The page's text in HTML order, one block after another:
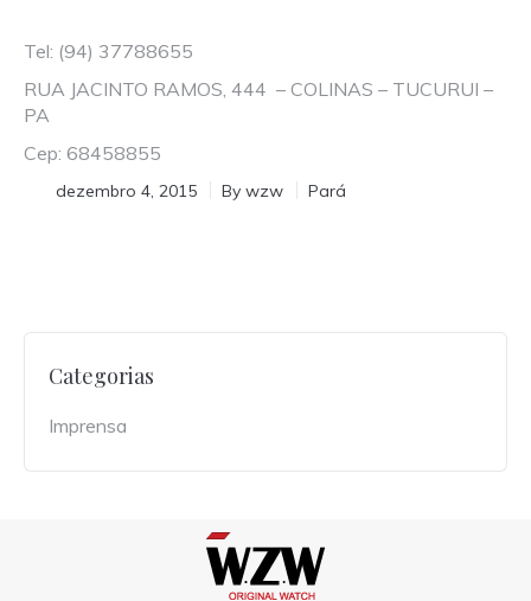
Tel: (94) 37788655
RUA JACINTO RAMOS, 444 – COLINAS – TUCURUI –
PA
Cep: 68458855
dezembro 4, 2015 By wzw Pará
Categorias
Imprensa